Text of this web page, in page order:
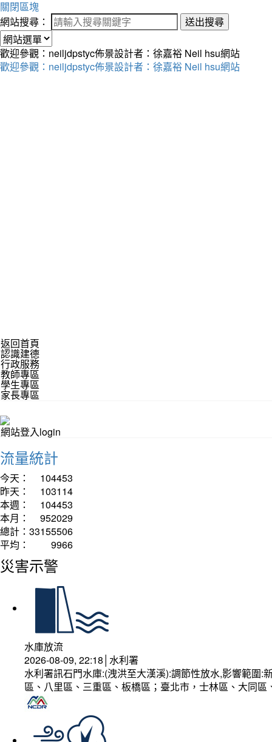
關閉區塊
網站搜尋：
送出搜尋
歡迎參觀：neiljdpstyc佈景設計者：徐嘉裕 Neil hsu網站
歡迎參觀：neiljdpstyc佈景設計者：徐嘉裕 Neil hsu網站
返回首頁
認識建德
行政服務
教師專區
學生專區
家長專區
網站登入login
流量統計
今天：
104453
昨天：
103114
本週：
104453
本月：
952029
總計： 33155506
平均：
9966
災害示警
水庫放流
2026-08-09, 22:18│水利署
水利署訊石門水庫:(洩洪至大漢溪):調節性放水,影響範圍
區、八里區、三重區、板橋區；臺北市，士林區、大同